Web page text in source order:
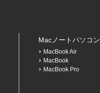
Macノートパソコン
MacBook Air
MacBook
MacBook Pro